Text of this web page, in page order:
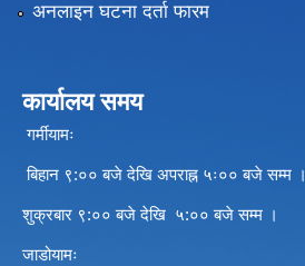
अनलाइन घटना दर्ता फारम
कार्यालय समय
गर्मीयामः
बिहान ९:०० बजे देखि अपराह्न ५ः०० बजे सम्म ।
शुक्रबार ९:०० बजे देखि ५:०० बजे सम्म ।
जाडोयामः